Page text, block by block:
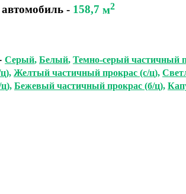
- 158,7 м2
Серый, Белый, Темно-серый частичный
, Желтый частичный прокрас (с/ц),
, Бежевый частичный прокрас (б/ц),